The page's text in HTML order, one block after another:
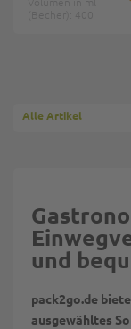
Alle Artikel
und
pack2go.de
ausgewähltes